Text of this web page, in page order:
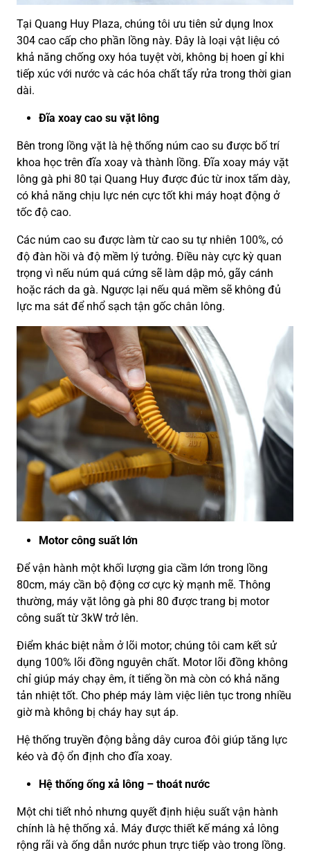
Tại Quang Huy Plaza, chúng tôi ưu tiên sử dụng Inox
304 cao cấp cho phần lồng này. Đây là loại vật liệu có
khả năng chống oxy hóa tuyệt vời, không bị hoen gỉ khi
tiếp xúc với nước và các hóa chất tẩy rửa trong thời gian
dài.
Đĩa xoay cao su vặt lông
Bên trong lồng vặt là hệ thống núm cao su được bố trí
khoa học trên đĩa xoay và thành lồng. Đĩa xoay máy vặt
lông gà phi 80 tại Quang Huy được đúc từ inox tấm dày,
có khả năng chịu lực nén cực tốt khi máy hoạt động ở
tốc độ cao.
Các núm cao su được làm từ cao su tự nhiên 100%, có
độ đàn hồi và độ mềm lý tưởng. Điều này cực kỳ quan
trọng vì nếu núm quá cứng sẽ làm dập mỏ, gãy cánh
hoặc rách da gà. Ngược lại nếu quá mềm sẽ không đủ
lực ma sát để nhổ sạch tận gốc chân lông.
Motor công suất lớn
Để vận hành một khối lượng gia cầm lớn trong lồng
80cm, máy cần bộ động cơ cực kỳ mạnh mẽ. Thông
thường, máy vặt lông gà phi 80 được trang bị motor
công suất từ 3kW trở lên.
Điểm khác biệt nằm ở lõi motor; chúng tôi cam kết sử
dụng 100% lõi đồng nguyên chất. Motor lõi đồng không
chỉ giúp máy chạy êm, ít tiếng ồn mà còn có khả năng
tản nhiệt tốt. Cho phép máy làm việc liên tục trong nhiều
giờ mà không bị cháy hay sụt áp.
Hệ thống truyền động bằng dây curoa đôi giúp tăng lực
kéo và độ ổn định cho đĩa xoay.
Hệ thống ống xả lông – thoát nước
Một chi tiết nhỏ nhưng quyết định hiệu suất vận hành
chính là hệ thống xả. Máy được thiết kế máng xả lông
rộng rãi và ống dẫn nước phun trực tiếp vào trong lồng.